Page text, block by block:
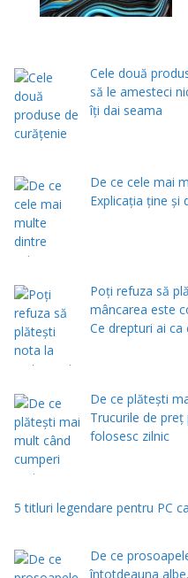
Cele două
să le amesteci
îţi dai seama
De ce cele mai
Explicația ține și
Poți refuza să
mâncarea este
Ce drepturi ai ca
De ce plătești
Trucurile de
folosesc zilnic
5 titluri legendare pentru PC
De ce
întotdeauna